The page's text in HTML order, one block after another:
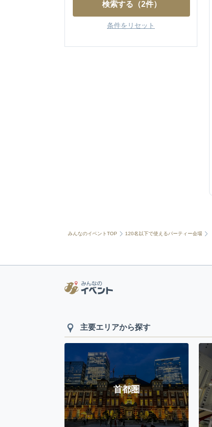
検索する （2件）
条件をリセット
みんなのイベントTOP 120名以下で使えるパーティー会場
主要エリアから探す
首都圏